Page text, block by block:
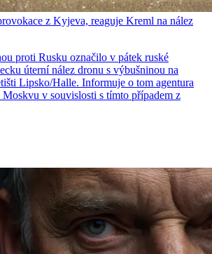
z Kyjeva, reaguje Kreml na nález
proti Rusku označilo v pátek ruské
úterní nález dronu s výbušninou na
Lipsko/Halle. Informuje o tom agentura
v souvislosti s tímto případem z